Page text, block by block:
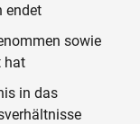
endet
sowie
hat
in das